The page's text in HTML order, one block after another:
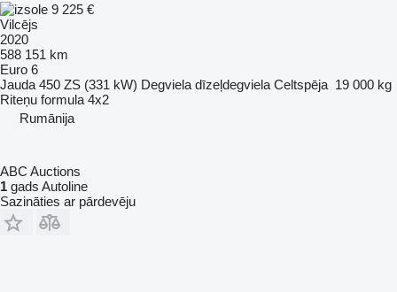
9 225 €
Vilcējs
2020
588 151 km
Euro 6
Jauda 450 ZS (331 kW) Degviela dīzeļdegviela Celtspēja 19 000 kg
Riteņu formula 4x2
Rumānija
ABC Auctions
1 gads Autoline
Sazināties ar pārdevēju